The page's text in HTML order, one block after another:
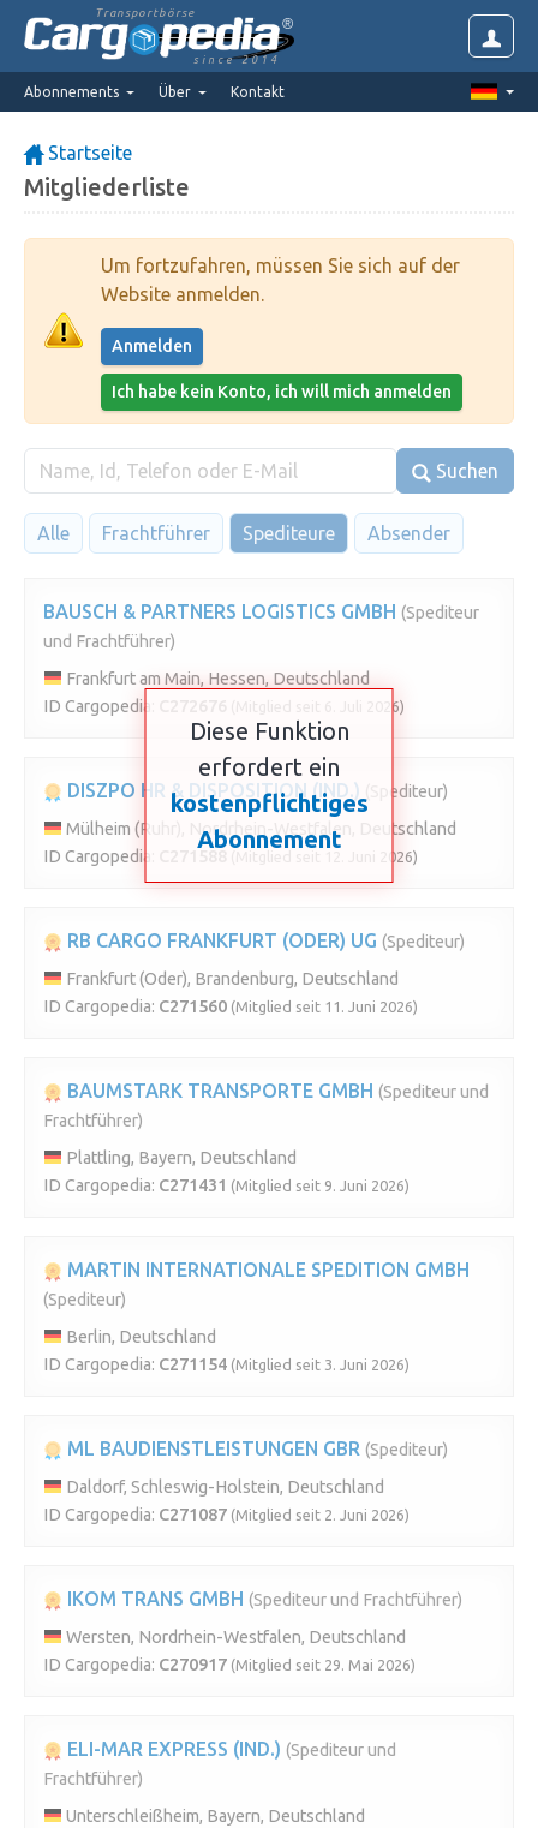
Transportbörse
since 2014
Abonnements Über Kontakt
Startseite
Mitgliederliste
Um fortzufahren, müssen Sie sich auf der
Website anmelden.
Anmelden
Ich habe kein Konto, ich will mich anmelden
Suchen
Alle Frachtführer Spediteure Absender
BAUSCH & PARTNERS LOGISTICS GMBH (Spediteur
und Frachtführer)
Frankfurt am Main, Hessen, Deutschland
ID Cargopedia:
(Mitglied seit 6. Juli 2026)
DISZPO HR & DISPOSITION (IND.)
(Spediteur)
Mülheim (Ruhr), Nordrhein-Westfalen, Deutschland
ID Cargopedia:
(Mitglied seit 12. Juni 2026)
RB CARGO FRANKFURT (ODER) UG (Spediteur)
Frankfurt (Oder), Brandenburg, Deutschland
ID Cargopedia: C271560 (Mitglied seit 11. Juni 2026)
BAUMSTARK TRANSPORTE GMBH (Spediteur und
Frachtführer)
Plattling, Bayern, Deutschland
ID Cargopedia: C271431 (Mitglied seit 9. Juni 2026)
MARTIN INTERNATIONALE SPEDITION GMBH
(Spediteur)
Berlin, Deutschland
ID Cargopedia: C271154 (Mitglied seit 3. Juni 2026)
ML BAUDIENSTLEISTUNGEN GBR (Spediteur)
Daldorf, Schleswig-Holstein, Deutschland
ID Cargopedia: C271087 (Mitglied seit 2. Juni 2026)
IKOM TRANS GMBH (Spediteur und Frachtführer)
Wersten, Nordrhein-Westfalen, Deutschland
ID Cargopedia: C270917 (Mitglied seit 29. Mai 2026)
ELI-MAR EXPRESS (IND.) (Spediteur und
Frachtführer)
Unterschleißheim, Bayern, Deutschland
Diese Funktion
erfordert ein
kostenpflichtiges
Abonnement